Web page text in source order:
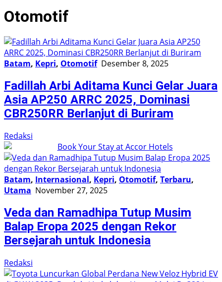
Otomotif
Batam, Kepri, Otomotif Desember 8, 2025
Fadillah Arbi Aditama Kunci Gelar Juara
Asia AP250 ARRC 2025, Dominasi
CBR250RR Berlanjut di Buriram
Redaksi
Batam, Internasional, Kepri, Otomotif, Terbaru,
Utama November 27, 2025
Veda dan Ramadhipa Tutup Musim
Balap Eropa 2025 dengan Rekor
Bersejarah untuk Indonesia
Redaksi